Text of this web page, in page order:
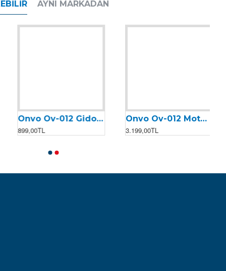
AYNI MARKADAN
Onvo Ov-012 Gidon Çatalı
899,00TL
Onvo Ov-012 Motor Kontrolcüsü (Beyin) (2023)
3.199,00TL